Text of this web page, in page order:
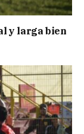
y larga bien